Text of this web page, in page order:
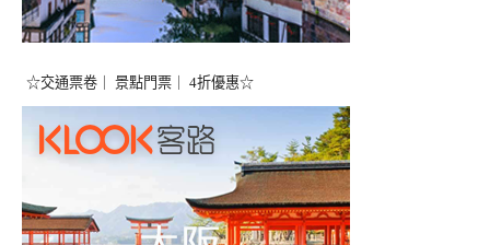
☆交通票卷｜ 景點門票｜ 4折優惠☆